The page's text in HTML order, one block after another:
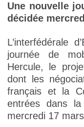
Une nouvelle
décidée
L’interfédérale
journée de
Hercule, le
dont les
français et la
entrées dans
mercredi 17